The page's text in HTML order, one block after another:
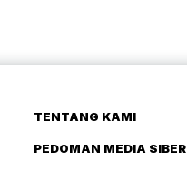
TENTANG KAMI
PEDOMAN MEDIA SIBER